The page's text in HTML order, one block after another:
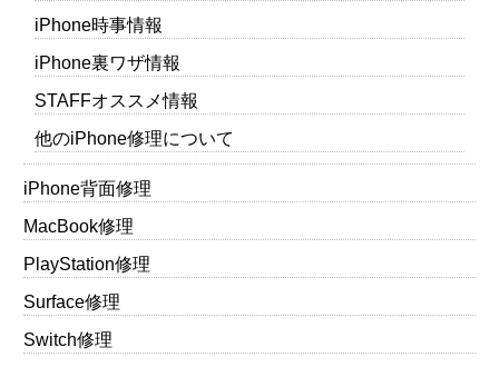
iPhone時事情報
iPhone裏ワザ情報
STAFFオススメ情報
他のiPhone修理について
iPhone背面修理
MacBook修理
PlayStation修理
Surface修理
Switch修理